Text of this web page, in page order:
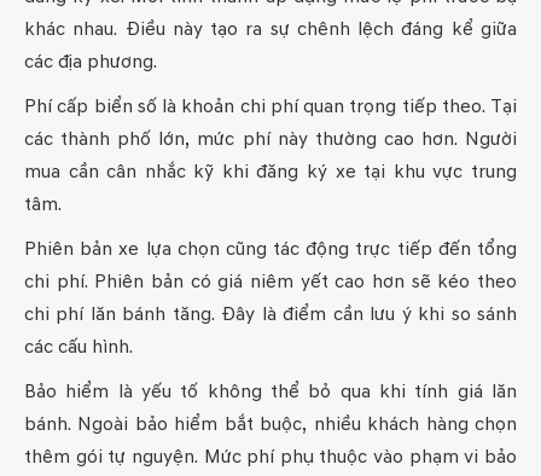
khác nhau. Điều này tạo ra sự chênh lệch đáng kể giữa
các địa phương.
Phí cấp biển số là khoản chi phí quan trọng tiếp theo. Tại
các thành phố lớn, mức phí này thường cao hơn. Người
mua cần cân nhắc kỹ khi đăng ký xe tại khu vực trung
tâm.
Phiên bản xe lựa chọn cũng tác động trực tiếp đến tổng
chi phí. Phiên bản có giá niêm yết cao hơn sẽ kéo theo
chi phí lăn bánh tăng. Đây là điểm cần lưu ý khi so sánh
các cấu hình.
Bảo hiểm là yếu tố không thể bỏ qua khi tính giá lăn
bánh. Ngoài bảo hiểm bắt buộc, nhiều khách hàng chọn
thêm gói tự nguyện. Mức phí phụ thuộc vào phạm vi bảo